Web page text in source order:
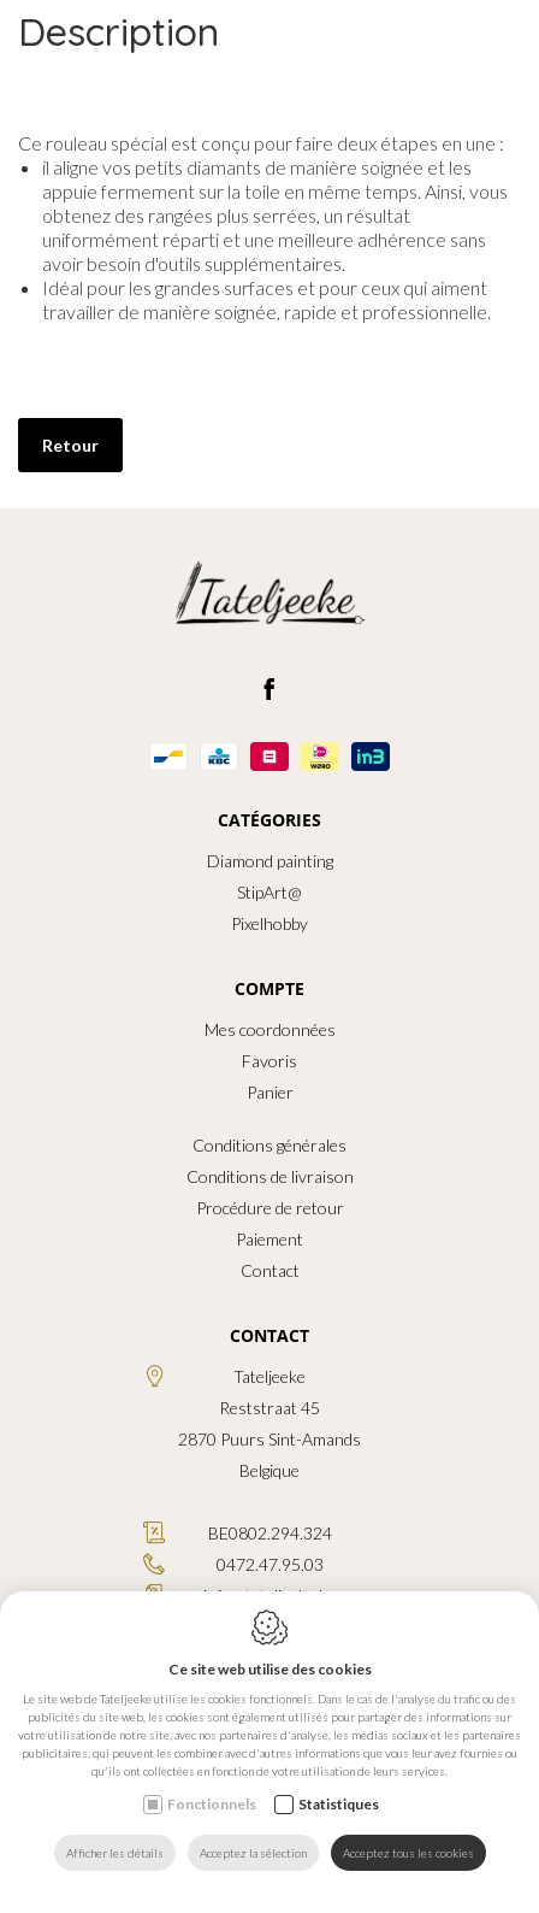
Description
Ce rouleau spécial est conçu pour faire deux étapes en une :
il aligne vos petits diamants de manière soignée et les
appuie fermement sur la toile en même temps. Ainsi, vous
obtenez des rangées plus serrées, un résultat
uniformément réparti et une meilleure adhérence sans
avoir besoin d'outils supplémentaires.
Idéal pour les grandes surfaces et pour ceux qui aiment
travailler de manière soignée, rapide et professionnelle.
Retour
CATÉGORIES
Diamond painting
StipArt@
Pixelhobby
COMPTE
Mes coordonnées
Favoris
Panier
Conditions générales
Conditions de livraison
Procédure de retour
Paiement
Contact
CONTACT
Tateljeeke
Reststraat 45
2870 Puurs Sint-Amands
Belgique
BE0802.294.324
0472.47.95.03
info@tateljeeke.be
Conception du site web par IDcreation 2026
Politique en matière de cookies
Politique de confidentialité
Plan du site
Ce site web utilise des cookies
Le site web de Tateljeeke utilise les cookies fonctionnels. Dans le cas de l'analyse du trafic ou des
publicités du site web, les cookies sont également utilisés pour partager des informations sur
votre utilisation de notre site, avec nos partenaires d'analyse, les médias sociaux et les partenaires
publicitaires, qui peuvent les combiner avec d'autres informations que vous leur avez fournies ou
qu'ils ont collectées en fonction de votre utilisation de leurs services.
Fonctionnels Statistiques
Afficher les détails Acceptez la sélection Acceptez tous les cookies
RECHERCHER
CONTACTEZ-
NOUS
HOME
TROUVEZ
NOUS
APPELEZ NOUS